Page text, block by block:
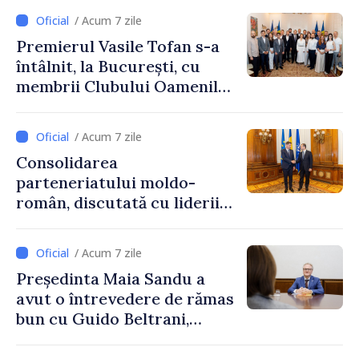
/ Acum 7 zile
Premierul Vasile Tofan s-a
întâlnit, la București, cu
membrii Clubului Oamenilor
/ Acum 7 zile
Consolidarea
parteneriatului moldo-
român, discutată cu liderii
/ Acum 7 zile
Președinta Maia Sandu a
avut o întrevedere de rămas
bun cu Guido Beltrani,